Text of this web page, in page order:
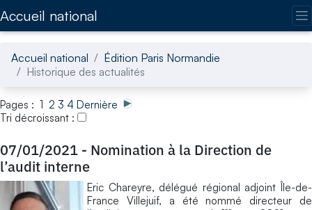
Accueil national
Accueil national
Édition Paris Normandie
Historique des actualités
Pages : 1 2 3 4 Dernière
Tri décroissant :
07/01/2021 - Nomination à la Direction de
l’audit interne
Eric Chareyre, délégué régional adjoint Île-de-
France Villejuif, a été nommé directeur de